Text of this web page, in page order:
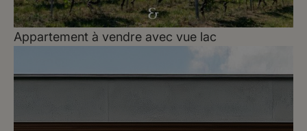
Appartement à vendre avec vue lac